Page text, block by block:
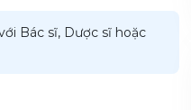
Bác sĩ, Dược sĩ hoặc